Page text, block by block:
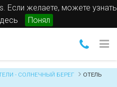
Если желаете, можете узнать
Понял
- СОЛНЕЧНЫЙ БЕРЕГ
ОТЕЛЬ